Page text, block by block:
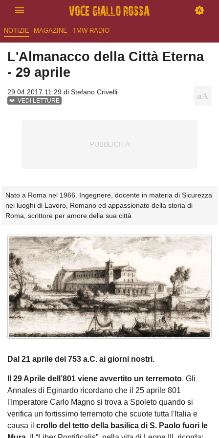
NOTIZIE MAGAZINE TMW RADIO
L'Almanacco della Città Eterna
- 29 aprile
29.04.2017 11:29 di Stefano Crivelli
VEDI LETTURE
Nato a Roma nel 1966. Ingegnere, docente in materia di Sicurezza
nei luoghi di Lavoro, Romano ed appassionato della storia di
Roma, scrittore per amore della sua città
Dal 21 aprile del 753 a.C. ai giorni nostri.
Il 29 Aprile dell’801 viene avvertito un terremoto. Gli
Annales di Eginardo ricordano che il 25 aprile 801
l'Imperatore Carlo Magno si trova a Spoleto quando si
verifica un fortissimo terremoto che scuote tutta l'Italia e
causa il crollo del tetto della basilica di S. Paolo fuori le